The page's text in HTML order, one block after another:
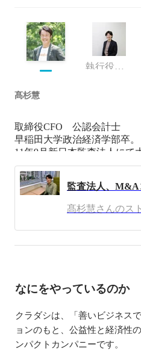
執行役員CAOコーポレート本部長
髙杉慧
取締役CFO　公認会計士
早稲田大学政治経済学部卒。
11年9月新日本監査法人にて
GCAにてFA等を経て、20年
財務をはじめバックオフィ
髙杉慧さんのス
なにをやっているのか
クラダシは、「善いビジネス
ョンのもと、公益性と経済性
ンパクトカンパニーです。